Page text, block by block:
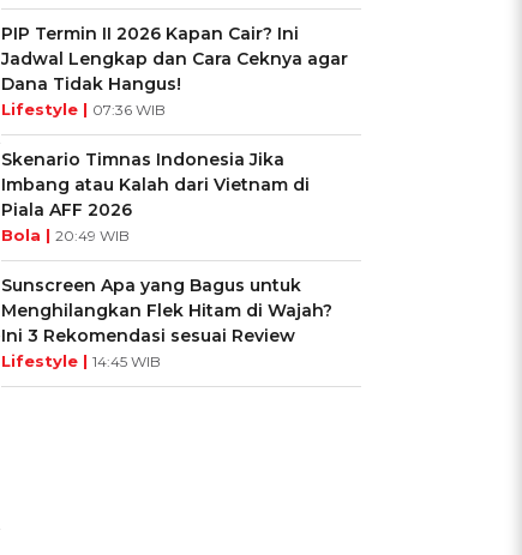
PIP Termin II 2026 Kapan Cair? Ini
Jadwal Lengkap dan Cara Ceknya agar
Dana Tidak Hangus!
Lifestyle | 07:36 WIB
Skenario Timnas Indonesia Jika
Imbang atau Kalah dari Vietnam di
Piala AFF 2026
Bola | 20:49 WIB
Sunscreen Apa yang Bagus untuk
Menghilangkan Flek Hitam di Wajah?
Ini 3 Rekomendasi sesuai Review
Lifestyle | 14:45 WIB